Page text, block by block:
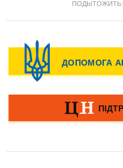
ПОДЫТОЖИТЬ: